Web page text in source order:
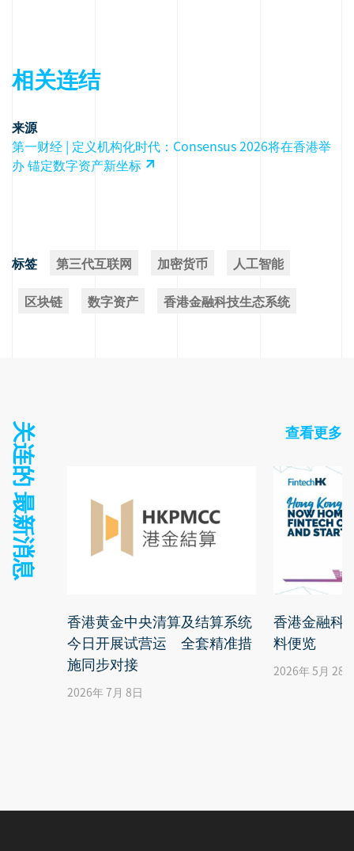
相关连结
来源
第一财经 | 定义机构化时代：Consensus 2026将在香港举
办 锚定数字资产新坐标
标签 第三代互联网 加密货币
人工智能
区块链
数字资产 香港金融科技生态系统
关连的 最新消息 查看更多
香港黄金中央清算及结算系统
今日开展试营运 全套精准措
施同步对接
2026年 7月 8日
香港金融科
料便览
2026年 5月 28